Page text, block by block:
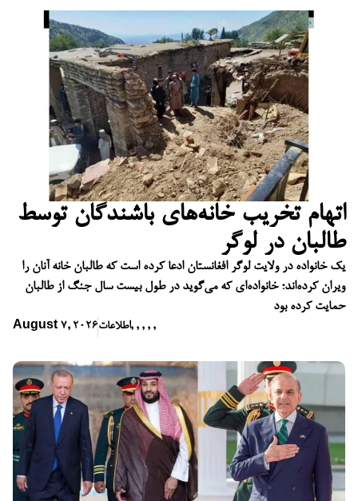
اتهام تخریب خانه‌های باشندگان توسط
طالبان در لوگر
یک خانواده در ولایت لوگر افغانستان ادعا کرده است که طالبان خانه آنان را
ویران کرده‌اند؛ خانواده‌ای که می‌گوید در طول بیست سال جنگ از طالبان
حمایت کرده بود
August 7, 2026اطلاعات, , , , ,